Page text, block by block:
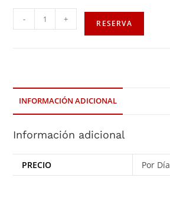
- + RESERVA
INFORMACIÓN ADICIONAL
Información adicional
PRECIO Por Día